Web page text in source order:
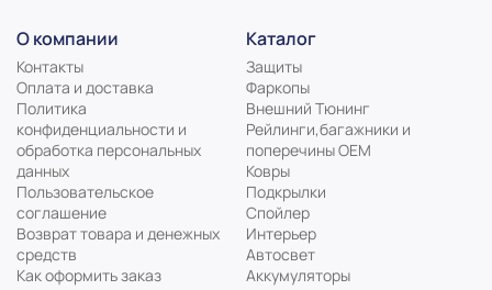
О компании
Контакты
Оплата и доставка
Политика
конфиденциальности и
обработка персональных
данных
Пользовательское
соглашение
Возврат товара и денежных
средств
Как оформить заказ
Каталог
Защиты
Фаркопы
Внешний Тюнинг
Рейлинги,багажники и
поперечины ОЕМ
Ковры
Подкрылки
Спойлер
Интерьер
Автосвет
Аккумуляторы